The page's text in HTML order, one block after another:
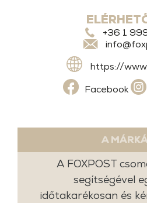
+36 1
https://
Facebook
A
A FOXPOST
segítségével
időtakarékosan és